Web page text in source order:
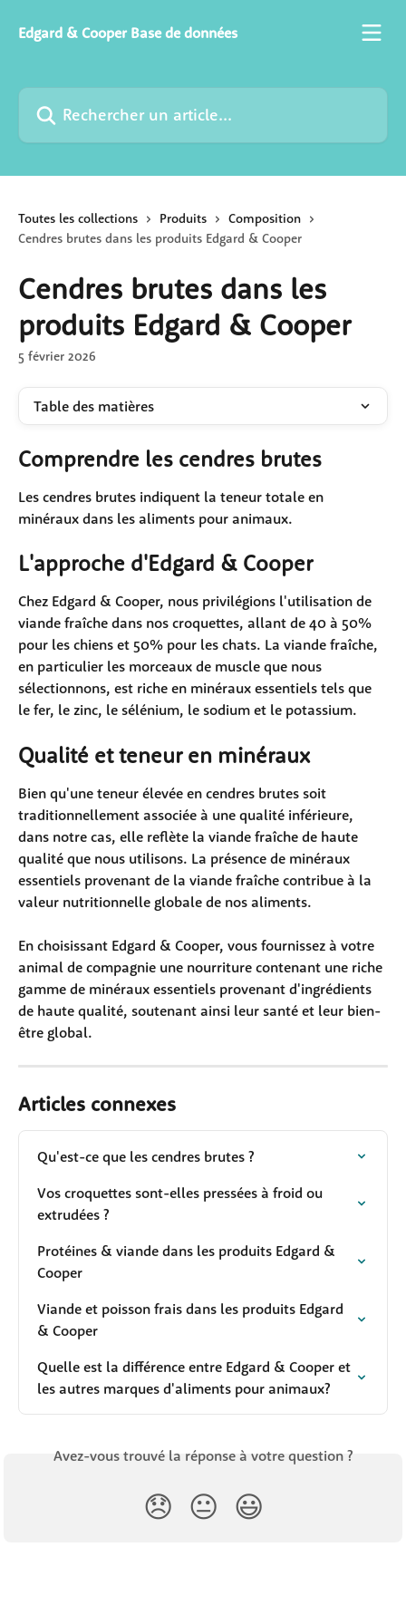
Edgard & Cooper Base de données
Rechercher un article...
Toutes les collections Produits
Composition
Cendres brutes dans les produits Edgard & Cooper
Cendres brutes dans les
produits Edgard & Cooper
5 février 2026
Table des matières
Comprendre les cendres brutes
Les cendres brutes indiquent la teneur totale en
minéraux dans les aliments pour animaux.
L'approche d'Edgard & Cooper
Chez Edgard & Cooper, nous privilégions l'utilisation de
viande fraîche dans nos croquettes, allant de 40 à 50%
pour les chiens et 50% pour les chats. La viande fraîche,
en particulier les morceaux de muscle que nous
sélectionnons, est riche en minéraux essentiels tels que
le fer, le zinc, le sélénium, le sodium et le potassium.
Qualité et teneur en minéraux
Bien qu'une teneur élevée en cendres brutes soit
traditionnellement associée à une qualité inférieure,
dans notre cas, elle reflète la viande fraîche de haute
qualité que nous utilisons. La présence de minéraux
essentiels provenant de la viande fraîche contribue à la
valeur nutritionnelle globale de nos aliments.
En choisissant Edgard & Cooper, vous fournissez à votre
animal de compagnie une nourriture contenant une riche
gamme de minéraux essentiels provenant d'ingrédients
de haute qualité, soutenant ainsi leur santé et leur bien-
être global.
Articles connexes
Qu'est-ce que les cendres brutes ?
Vos croquettes sont-elles pressées à froid ou
extrudées ?
Protéines & viande dans les produits Edgard &
Cooper
Viande et poisson frais dans les produits Edgard
& Cooper
Quelle est la différence entre Edgard & Cooper et
les autres marques d'aliments pour animaux?
Avez-vous trouvé la réponse à votre question ?
😞 😐 😃